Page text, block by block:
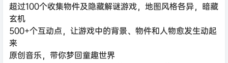
超过100个收集物件及隐藏解谜游戏，地图风格各异，暗藏
玄机
500+个互动点，让游戏中的背景、物件和人物愈发生动起
来
原创音乐，带你梦回童趣世界